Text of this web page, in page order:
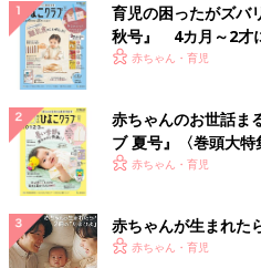
のすごい夢物語りでもなかった。
そうか。いつかお金持ちになった
のホテルとかに置いてある、使い
オルとか、バスタオルも全部。月
ないか。7億あれば余裕だ。マダ
送ることができる。あとは7億だ
しい、宝くじ夢想はすごい（おわ
⇒御手洗直子の「つっこみが止ま
育児の困ったがズバ
秋号』 4カ月～2才
いっぱい！
赤ちゃん・育児
赤ちゃんのお世話ま
ブ 夏号』〈巻頭大
く！ おっぱい・ミル
赤ちゃん・育児
赤ちゃんが生まれた
赤ちゃん・育児